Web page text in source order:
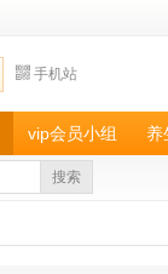
手机站
vip会员小组 养
搜索